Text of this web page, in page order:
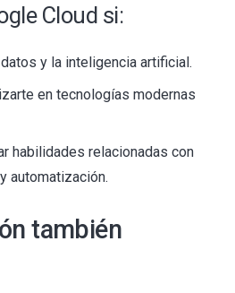
Cloud si:
y la inteligencia artificial.
en tecnologías modernas
habilidades relacionadas con
automatización.
también